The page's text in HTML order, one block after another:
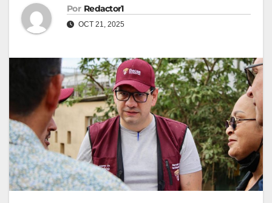
Por Redactor1
OCT 21, 2025